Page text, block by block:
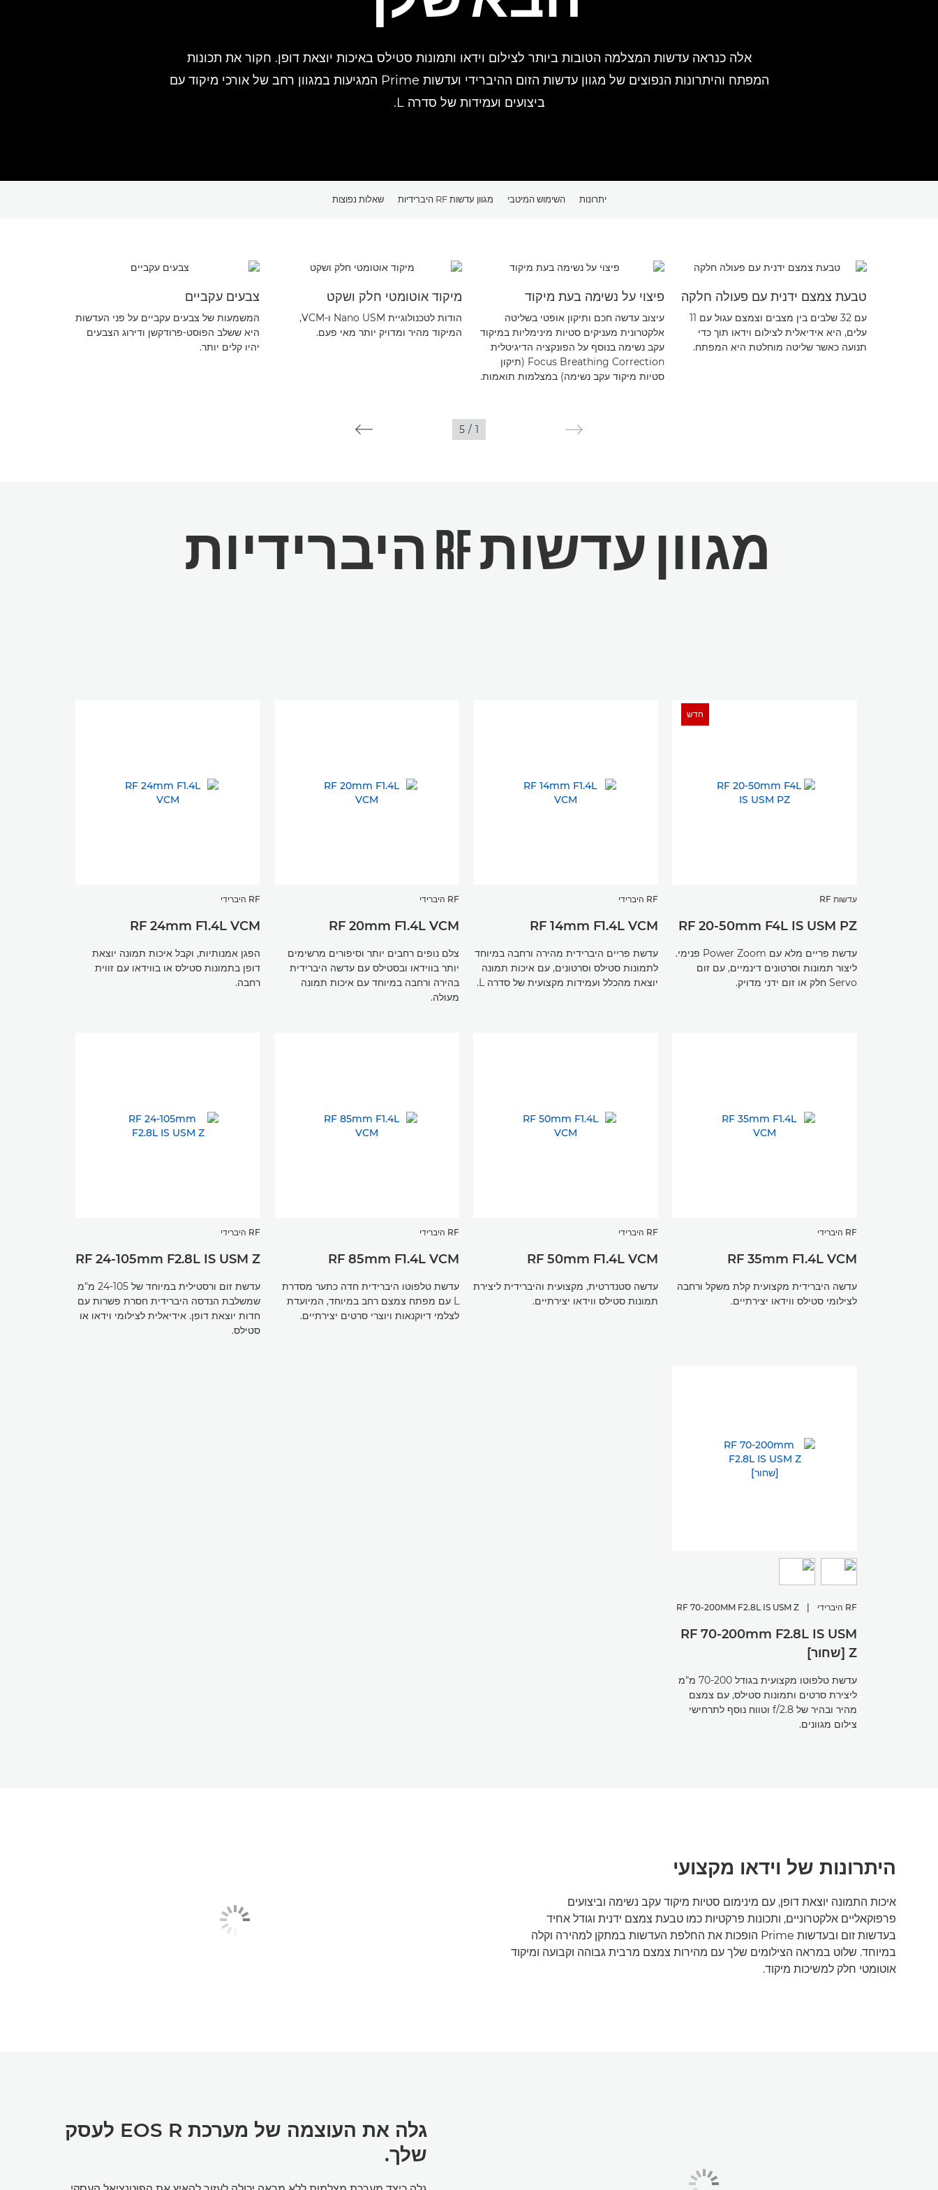
אלה כנראה עדשות המצלמה הטובות ביותר לצילום וידאו ותמונות סטילס באיכות יוצאת דופן. חקור את תכונות
המפתח והיתרונות הנפוצים של מגוון עדשות הזום ההיברידי ועדשות Prime המגיעות במגוון רחב של אורכי מיקוד עם
ביצועים ועמידות של סדרה L.
יתרונות השימוש המיטבי מגוון עדשות RF היברידיות שאלות נפוצות
טבעת צמצם ידנית עם פעולה חלקה
עם 32 שלבים בין מצבים וצמצם עגול עם 11
עלים, היא אידיאלית לצילום וידאו תוך כדי
תנועה כאשר שליטה מוחלטת היא המפתח.
פיצוי על נשימה בעת מיקוד
עיצוב עדשה חכם ותיקון אופטי בשליטה
אלקטרונית מעניקים סטיות מינימליות במיקוד
עקב נשימה בנוסף על הפונקציה הדיגיטלית
Focus Breathing Correction (תיקון
סטיות מיקוד עקב נשימה) במצלמות תואמות.
מיקוד אוטומטי חלק ושקט
הודות לטכנולוגיית Nano USM ו-VCM,
המיקוד מהיר ומדויק יותר מאי פעם.
צבעים עקביים
המשמעות של צבעים עקביים על פני העדשות
היא ששלב הפוסט-פרודקשן ודירוג הצבעים
יהיו קלים יותר.
1
/
5
מגוון עדשות RF היברידיות
חדש
עדשות RF
RF 20-50mm F4L IS USM PZ
עדשת פריים מלא עם Power Zoom פנימי.
ליצור תמונות וסרטונים דינמיים, עם זום
Servo חלק או זום ידני מדויק.
RF היברידי
RF 14mm F1.4L VCM
עדשת פריים היברידית מהירה ורחבה במיוחד
לתמונות סטילס וסרטונים, עם איכות תמונה
יוצאת מהכלל ועמידות מקצועית של סדרה L.
RF היברידי
RF 20mm F1.4L VCM
צלם נופים רחבים יותר וסיפורים מרשימים
יותר בווידאו ובסטילס עם עדשה היברידית
בהירה ורחבה במיוחד עם איכות תמונה
מעולה.
RF היברידי
RF 24mm F1.4L VCM
הפגן אמנותיות, וקבל איכות תמונה יוצאת
דופן בתמונות סטילס או בווידאו עם זווית
רחבה.
RF היברידי
RF 35mm F1.4L VCM
עדשה היברידית מקצועית קלת משקל ורחבה
לצילומי סטילס ווידאו יצירתיים.
RF היברידי
RF 50mm F1.4L VCM
עדשה סטנדרטית, מקצועית והיברידית ליצירת
תמונות סטילס ווידאו יצירתיים.
RF היברידי
RF 85mm F1.4L VCM
עדשת טלפוטו היברידית חדה כתער מסדרת
L עם מפתח צמצם רחב במיוחד, המיועדת
לצלמי דיוקנאות ויוצרי סרטים יצירתיים.
RF היברידי
RF 24-105mm F2.8L IS USM Z
עדשת זום ורסטילית במיוחד של 24-105 מ"מ
שמשלבת הנדסה היברידית חסרת פשרות עם
חדות יוצאת דופן. אידיאלית לצילומי וידאו או
סטילס.
RF היברידי RF 70-200MM F2.8L IS USM Z
RF 70-200mm F2.8L IS USM
Z [שחור]
עדשת טלפוטו מקצועית בגודל 70-200 מ"מ
ליצירת סרטים ותמונות סטילס, עם צמצם
מהיר ובהיר של f/2.8 וטווח נוסף לתרחישי
צילום מגוונים.
היתרונות של וידאו מקצועי
איכות התמונה יוצאת דופן, עם מינימום סטיות מיקוד עקב נשימה וביצועים
פרפוקאליים אלקטרוניים, ותכונות פרקטיות כמו טבעת צמצם ידנית וגודל אחיד
בעדשות זום ובעדשות Prime הופכות את החלפת העדשות במתקן למהירה וקלה
במיוחד. שלוט במראה הצילומים שלך עם מהירות צמצם מרבית גבוהה וקבועה ומיקוד
אוטומטי חלק למשיכות מיקוד.
גלה את העוצמה של מערכת EOS R לעסק
שלך.